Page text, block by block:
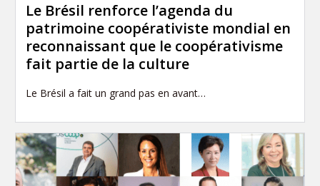
Le Brésil renforce l’agenda du
patrimoine coopérativiste mondial en
reconnaissant que le coopérativisme
fait partie de la culture
Le Brésil a fait un grand pas en avant…